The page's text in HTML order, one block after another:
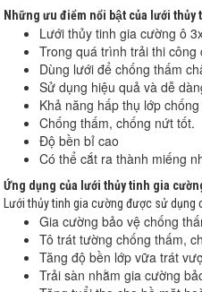
Những ưu điểm nổi bật của lưới thủy
Lưới thủy tinh gia cường ô
Trong quá trình trải thi
Dùng lưới để chống thấm
Sử dụng hiệu quả và dễ
Khả năng hấp thụ lớp
Chống thấm, chống nứt tốt.
Độ bền bỉ cao
Có thể cắt ra thành miếng
Ứng dụng của lưới thủy tinh gia
Lưới thủy tinh gia cường được sử dụng
Gia cường bảo vệ chống
Tô trát tường chống thấm,
Tăng độ bền lớp vữa trát
Trải sàn nhằm gia cường